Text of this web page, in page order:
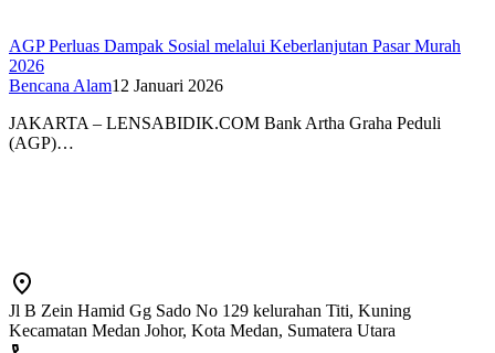
AGP Perluas Dampak Sosial melalui Keberlanjutan Pasar Murah
2026
Bencana Alam12 Januari 2026
JAKARTA – LENSABIDIK.COM Bank Artha Graha Peduli
(AGP)…
Jl B Zein Hamid Gg Sado No 129 kelurahan Titi, Kuning
Kecamatan Medan Johor, Kota Medan, Sumatera Utara